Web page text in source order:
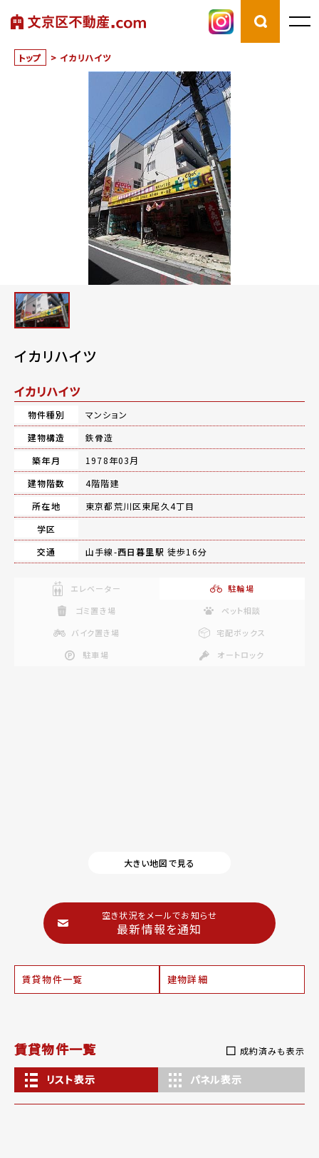
トップ > イカリハイツ
イカリハイツ
イカリハイツ
物件種別
マンション
建物構造
鉄骨造
築年月
1978年03月
建物階数
4階階建
所在地
東京都荒川区東尾久4丁目
学区
交通
山手線-西日暮里駅 徒歩16分
エレベーター
駐輪場
ゴミ置き場
ペット相談
バイク置き場
宅配ボックス
駐車場
オートロック
大きい地図で見る
空き状況をメールでお知らせ
最新情報を通知
賃貸物件一覧 建物詳細
賃貸物件一覧 成約済みも表示
リスト表示 パネル表示